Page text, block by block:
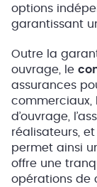
options
garantissant
Outre la
ouvrage, le
assurances
commerciaux,
d’ouvrage,
réalisateurs,
permet ainsi
offre une
opérations de